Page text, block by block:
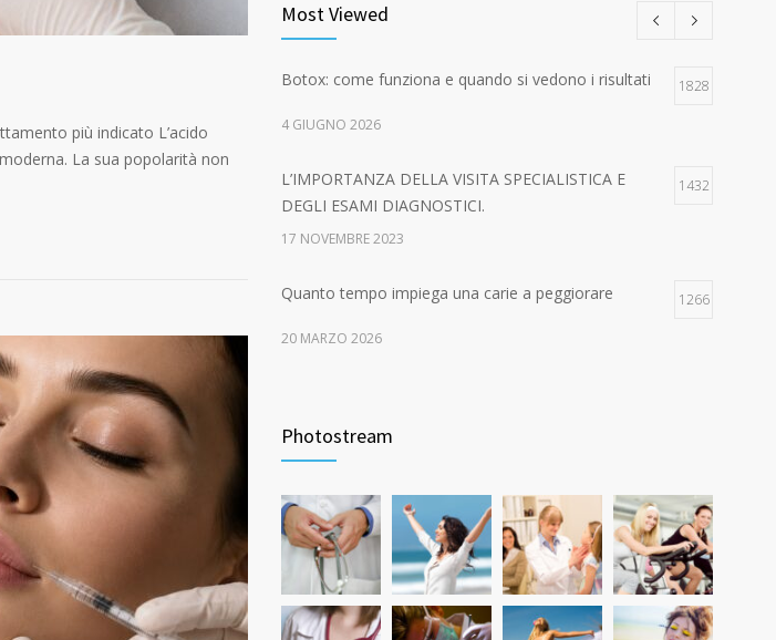
più indicato L’acido
La sua popolarità non
Most Viewed
Botox: come funziona e quando si vedono i risultati 1828
4 GIUGNO 2026
L’IMPORTANZA DELLA VISITA SPECIALISTICA E
DEGLI ESAMI DIAGNOSTICI.
1432
17 NOVEMBRE 2023
Quanto tempo impiega una carie a peggiorare 1266
20 MARZO 2026
Quanto dura l’effetto del botox? 527
7 GIUGNO 2026
Photostream